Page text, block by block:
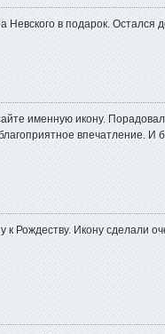
Невского в подарок. Остался
именную икону.
впечатление.
к Рождеству. Икону сделали